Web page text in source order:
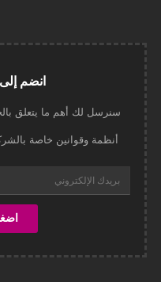
انضم إلى
سنرسل لك أهم ما يتعلق
أنظمة وقوانين خاصة